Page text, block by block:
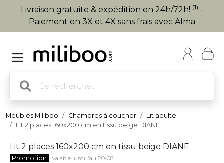
Livraison gratuite & expédition en 24h/72h! (1) -
Paiement en 3X et 4X sans frais avec Alma
Meubles Miliboo Chambres à coucher
Lit adulte
Lit 2 places 160x200 cm en tissu beige DIANE
Lit 2 places 160x200 cm en tissu beige DIANE
Promotion valable jusqu'au 20-08